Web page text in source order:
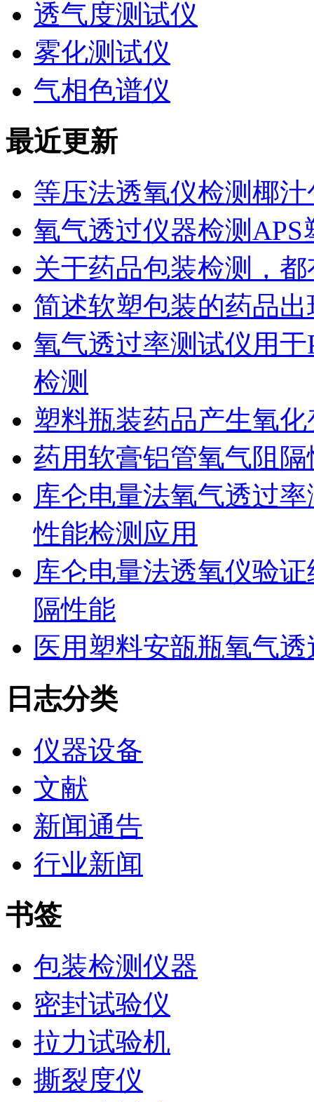
透气度测试仪
雾化测试仪
气相色谱仪
最近更新
等压法透氧仪检测椰
氧气透过仪器检测
关于药品包装检测，
简述软塑包装的药品
氧气透过率测试仪用
检测
塑料瓶装药品产生氧
药用软膏铝管氧气阻
库仑电量法氧气透过
性能检测应用
库仑电量法透氧仪验
隔性能
医用塑料安瓿瓶氧气
日志分类
仪器设备
文献
新闻通告
行业新闻
书签
包装检测仪器
密封试验仪
拉力试验机
撕裂度仪